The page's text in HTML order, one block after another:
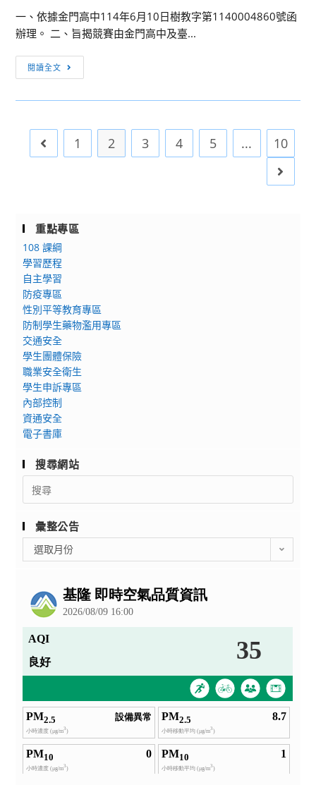
生
成
式
題
研
參
加
一、依據金門高中114年6月10日樹教字第1140004860號函
辦理。 二、旨揭競賽由金門高中及臺...
閱讀全文
生
活
全
大
賽
Go to the previous page
1 2 3 4 5 ...
10
Go to
重點專區
108 課綱
學習歷程
自主學習
防疫專區
性別平等教育專區
防制學生藥物濫用專區
交通安全
學生團體保險
職業安全衛生
學生申訴專區
內部控制
資通安全
電子書庫
搜尋網站
Search
for:
彙整公告
整
選取月份